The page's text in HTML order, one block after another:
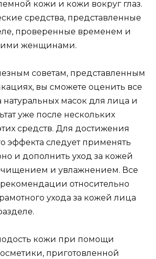
кожи и кожи вокруг глаз.
средства, представленные
проверенные временем и
женщинами.
советам, представленным
вы сможете оценить все
масок для лица и
уже после нескольких
средств. Для достижения
эффекта следует применять
и дополнить уход за кожей
и увлажнением. Все
относительно
ухода за кожей лица
кожи при помощи
приготовленной